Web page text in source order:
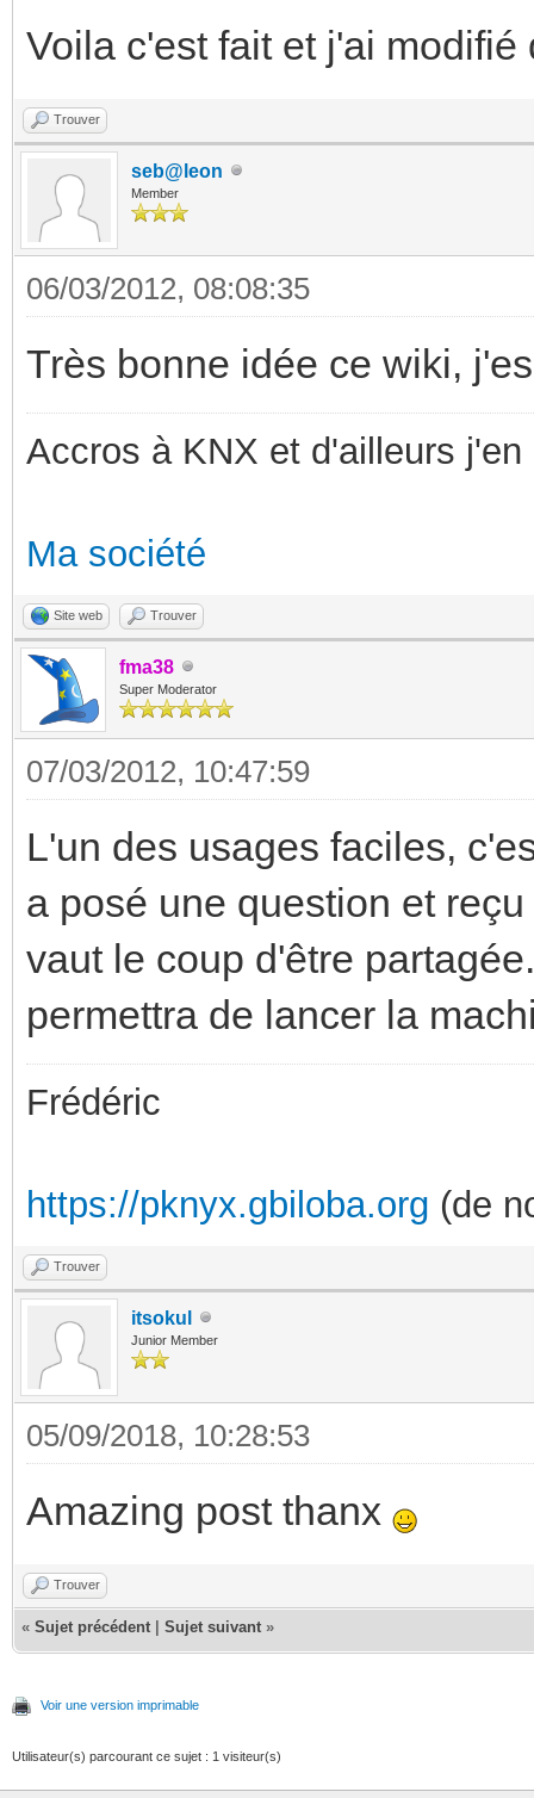
Voila c'est fait et j'ai
Trouver
seb@leon
Member
06/03/2012, 08:08:35
Très bonne idée ce wiki,
Accros à KNX et d'ailleurs
Ma société
Site web Trouver
fma38
Super Moderator
07/03/2012, 10:47:59
L'un des usages faciles,
a posé une question et
vaut le coup d'être
permettra de lancer la
Frédéric
https://pknyx.gbiloba.org (de
Trouver
itsokul
Junior Member
05/09/2018, 10:28:53
Amazing post thanx
Trouver
« Sujet précédent Sujet suivant »
Voir une version imprimable
Utilisateur(s) parcourant ce sujet : 1 visiteur(s)